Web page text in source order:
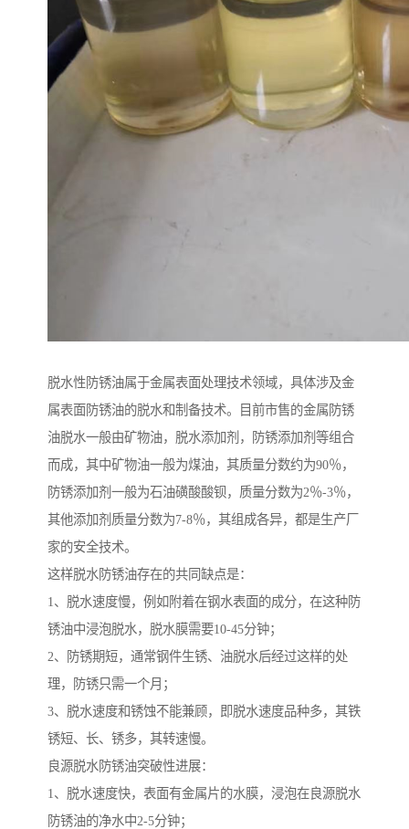
脱水性防锈油属于金属表面处理技术领域，具体涉及金
属表面防锈油的脱水和制备技术。目前市售的金属防锈
油脱水一般由矿物油，脱水添加剂，防锈添加剂等组合
而成，其中矿物油一般为煤油，其质量分数约为90％，
防锈添加剂一般为石油磺酸酸钡，质量分数为2％-3％，
其他添加剂质量分数为7-8％，其组成各异，都是生产厂
家的安全技术。
这样脱水防锈油存在的共同缺点是：
1、脱水速度慢，例如附着在钢水表面的成分，在这种防
锈油中浸泡脱水，脱水膜需要10-45分钟；
2、防锈期短，通常钢件生锈、油脱水后经过这样的处
理，防锈只需一个月；
3、脱水速度和锈蚀不能兼顾，即脱水速度品种多，其铁
锈短、长、锈多，其转速慢。
良源脱水防锈油突破性进展：
1、脱水速度快，表面有金属片的水膜，浸泡在良源脱水
防锈油的净水中2-5分钟；